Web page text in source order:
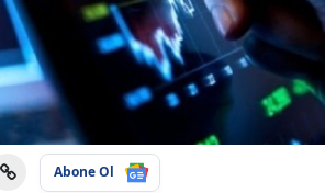
Abone Ol